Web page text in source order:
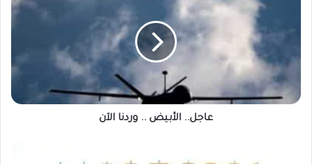
عاجل.. الأبيض .. وردنا الآن